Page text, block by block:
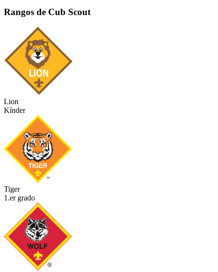
Rangos de Cub Scout
Lion
Kínder
Tiger
1.er grado